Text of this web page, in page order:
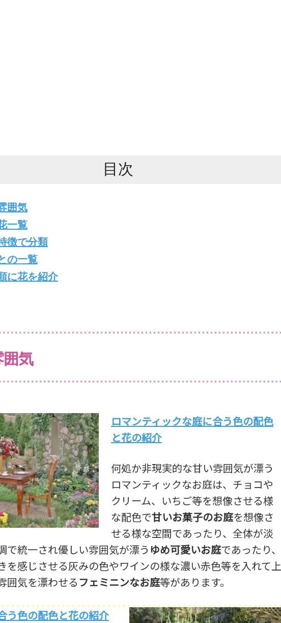
目次
囲気
一覧
徴で分類
の一覧
に花を紹介
囲気
ロマンティックな庭に合う色の配色
と花の紹介
何処か非現実的な甘い雰囲気が漂う
ロマンティックなお庭は、チョコや
クリーム、いちご等を想像させる様
な配色で甘いお菓子のお庭を想像さ
せる様な空間であったり、全体が淡
で統一され優しい雰囲気が漂う ゆめ可愛いお庭であったり、
を感じさせる灰みの色やワインの様な濃い赤色等を入れて上
囲気を漂わせる フェミニンなお庭等があります。
う色の配色と花の紹介